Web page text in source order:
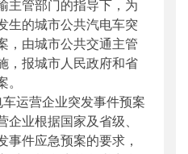
主管部门的指导下，为
生的城市公共汽电车突
，由城市公共交通主管
，报城市人民政府和省
运营企业突发事件预案
业根据国家及省级、
件应急预案的要求，